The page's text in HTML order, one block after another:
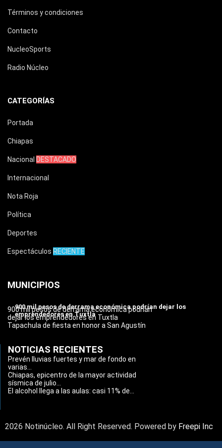
Términos y condiciones
Contacto
NucleoSports
Radio Núcleo
CATEGORÍAS
Portada
Chiapas
Nacional DESTACADO
Internacional
Nota Roja
Política
Deportes
Espectáculos RECIENTE
MUNICIPIOS
900 mil pesos de derrama económica podrían dejar los
emprendedores en Tuxtla
900 mil pesos de derrama económica podrían
dejar los emprendedores en Tuxtla
Tapachula de fiesta en honor a San Agustín
NOTICIAS RECIENTES
Prevén lluvias fuertes y mar de fondo en
varias...
Chiapas, epicentro de la mayor actividad
sísmica de julio...
El alcohol llega a las aulas: casi 11% de...
2026 Notinúcleo. All Right Reserved. Powered by Freepi Inc